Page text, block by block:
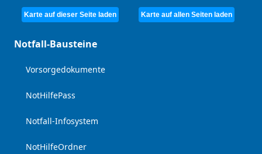
Karte auf dieser Seite laden Karte auf allen Seiten laden
Notfall-Bausteine
Vorsorgedokumente
NotHilfePass
Notfall-Infosystem
NotHilfeOrdner